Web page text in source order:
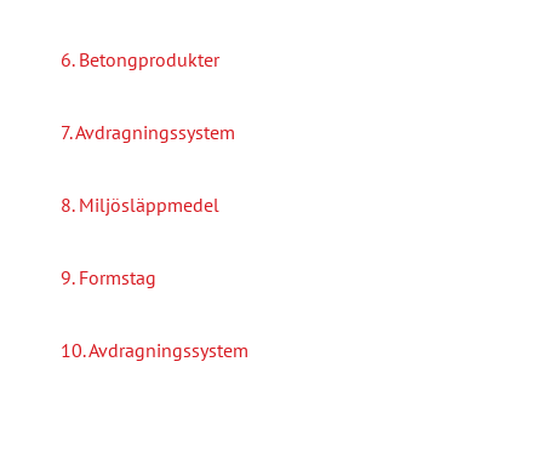
6. Betongprodukter
7. Avdragningssystem
8. Miljösläppmedel
9. Formstag
10. Avdragningssystem